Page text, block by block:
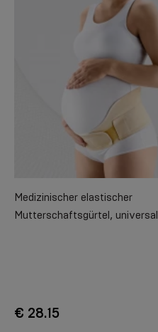
Medizinischer elastischer
Mutterschaftsgürtel, universal
€ 28.15